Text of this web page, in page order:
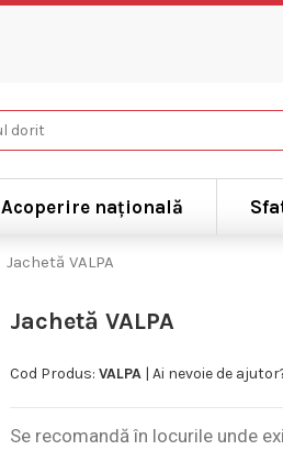
Acoperire națională
Jachetă VALPA
Jachetă VALPA
Cod Produs: VALPA | Ai nevoie de
Se recomandă în locurile unde